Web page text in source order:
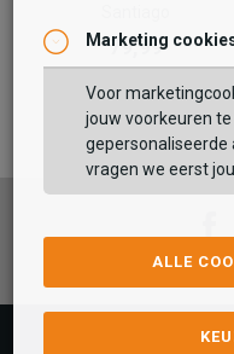
79,99
Marketing
Voor
jouw voorkeuren
gepersonaliseerde
vragen we eerst
ALLE